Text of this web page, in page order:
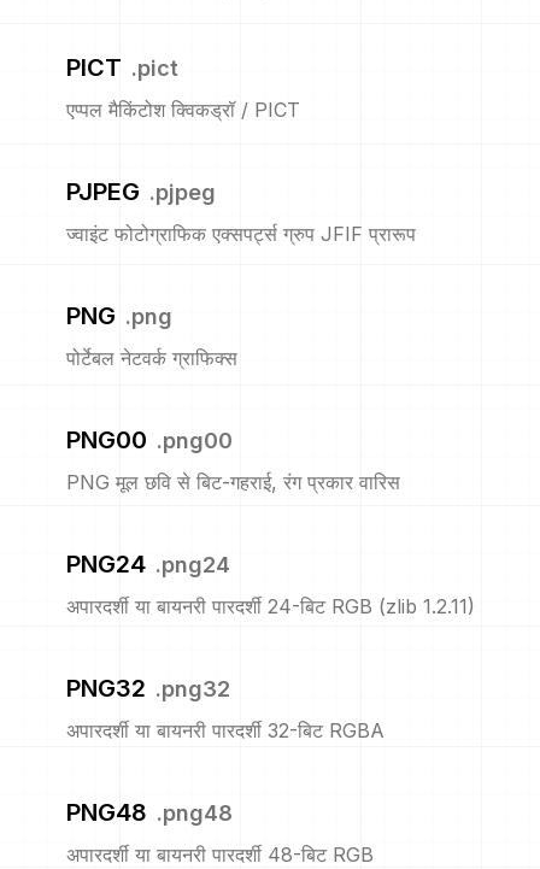
PICT .pict
एप्पल मैकिंटोश क्विकड्रॉ / PICT
PJPEG .pjpeg
ज्वाइंट फोटोग्राफिक एक्सपर्ट्स ग्रुप JFIF प्रारूप
PNG .png
पोर्टेबल नेटवर्क ग्राफिक्स
PNG00 .png00
PNG मूल छवि से बिट-गहराई, रंग प्रकार वारिस
PNG24 .png24
अपारदर्शी या बायनरी पारदर्शी 24-बिट RGB (zlib 1.2.11)
PNG32 .png32
अपारदर्शी या बायनरी पारदर्शी 32-बिट RGBA
PNG48 .png48
अपारदर्शी या बायनरी पारदर्शी 48-बिट RGB